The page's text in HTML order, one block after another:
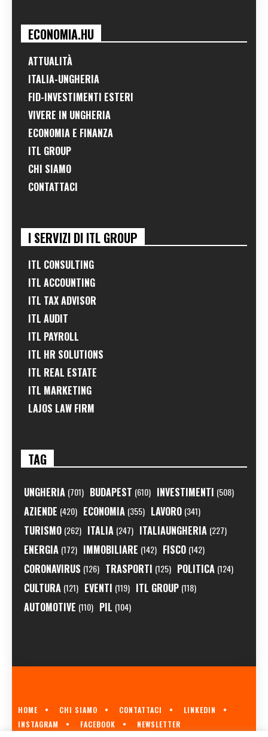
ECONOMIA.HU
ATTUALITÀ
ITALIA-UNGHERIA
FID-INVESTIMENTI ESTERI
VIVERE IN UNGHERIA
ECONOMIA E FINANZA
ITL GROUP
CHI SIAMO
CONTATTACI
I SERVIZI DI ITL GROUP
ITL CONSULTING
ITL ACCOUNTING
ITL TAX ADVISOR
ITL AUDIT
ITL PAYROLL
ITL HR SOLUTIONS
ITL REAL ESTATE
ITL MARKETING
LAJOS LAW FIRM
TAG
UNGHERIA (701) BUDAPEST (610) INVESTIMENTI (508)
AZIENDE (420) ECONOMIA (355) LAVORO (341)
TURISMO (262) ITALIA (247) ITALIAUNGHERIA (227)
ENERGIA (172) IMMOBILIARE (142) FISCO (142)
CORONAVIRUS (126) TRASPORTI (125) POLITICA (124)
CULTURA (121) EVENTI (119) ITL GROUP (118)
AUTOMOTIVE (110) PIL (104)
HOME CHI SIAMO CONTATTACI
LINKEDIN
INSTAGRAM
FACEBOOK NEWSLETTER